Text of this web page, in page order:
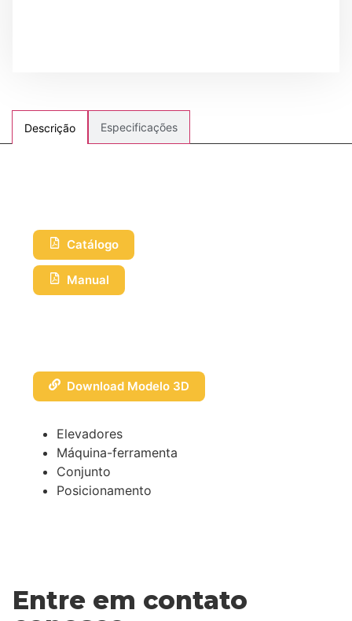
Descrição Especificações
Catálogo
Manual
Download Modelo 3D
Elevadores
Máquina-ferramenta
Conjunto
Posicionamento
Entre em contato